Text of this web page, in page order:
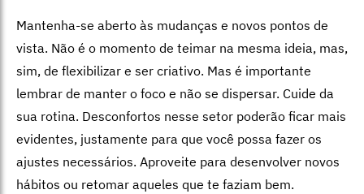
Mantenha-se aberto às mudanças e novos pontos de
vista. Não é o momento de teimar na mesma ideia, mas,
sim, de flexibilizar e ser criativo. Mas é importante
lembrar de manter o foco e não se dispersar. Cuide da
sua rotina. Desconfortos nesse setor poderão ficar mais
evidentes, justamente para que você possa fazer os
ajustes necessários. Aproveite para desenvolver novos
hábitos ou retomar aqueles que te faziam bem.